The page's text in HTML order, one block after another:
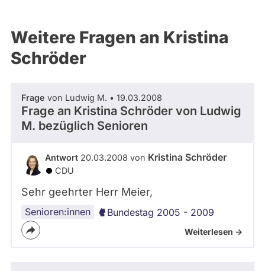
Weitere Fragen an Kristina
Schröder
Frage von Ludwig M. • 19.03.2008
Frage an Kristina Schröder von Ludwig
M. bezüglich Senioren
Antwort 20.03.2008 von Kristina Schröder
CDU
Sehr geehrter Herr Meier,
Senioren:innen Bundestag 2005 - 2009
Weiterlesen ->